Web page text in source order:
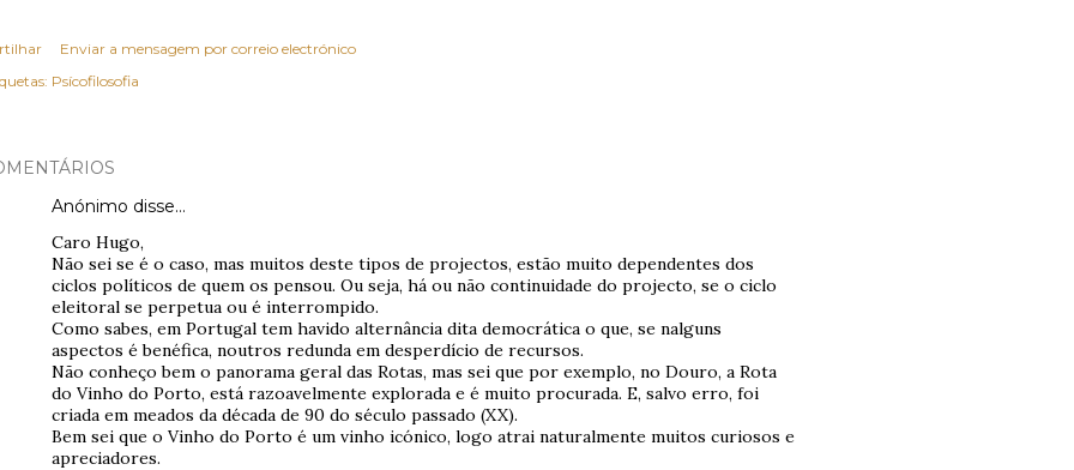
Enviar a mensagem por correio electrónico
Psícofilosofia
Anónimo disse…
Caro Hugo,
Não sei se é o caso, mas muitos deste tipos de projectos, estão muito dependentes dos
ciclos políticos de quem os pensou. Ou seja, há ou não continuidade do projecto, se o ciclo
eleitoral se perpetua ou é interrompido.
Como sabes, em Portugal tem havido alternância dita democrática o que, se nalguns
aspectos é benéfica, noutros redunda em desperdício de recursos.
Não conheço bem o panorama geral das Rotas, mas sei que por exemplo, no Douro, a Rota
do Vinho do Porto, está razoavelmente explorada e é muito procurada. E, salvo erro, foi
criada em meados da década de 90 do século passado (XX).
Bem sei que o Vinho do Porto é um vinho icónico, logo atrai naturalmente muitos curiosos e
apreciadores.